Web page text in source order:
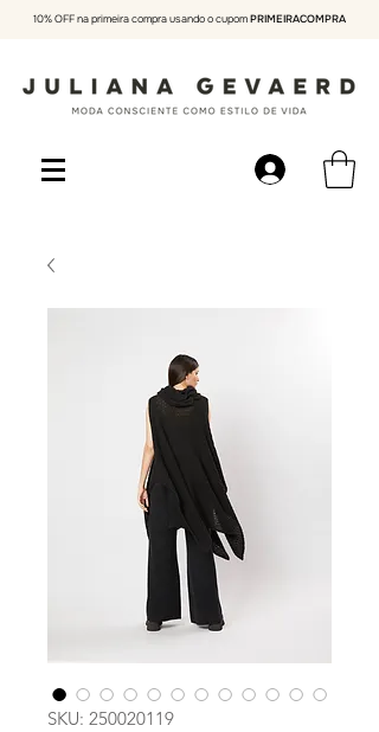
10% OFF na primeira compra usando o cupomPRIMEIRACOMPRA
SKU: 250020119